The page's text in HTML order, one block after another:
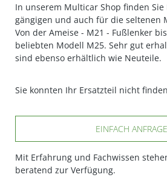
In unserem Multicar Shop finden
gängigen und auch für die seltenen
Von der Ameise - M21 - Fußlenker
beliebten Modell M25. Sehr gut
sind ebenso erhältlich wie Neuteile.
Sie konnten Ihr Ersatzteil nicht
EINFACH
Mit Erfahrung und Fachwissen
beratend zur Verfügung.